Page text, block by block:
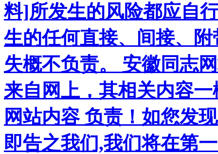
料]所发生的风险都应自
生的任何直接、间接、
失概不负责。 安徽同志
来自网上，其相关内容
网站内容 负责！如您发
即告之我们,我们将在第